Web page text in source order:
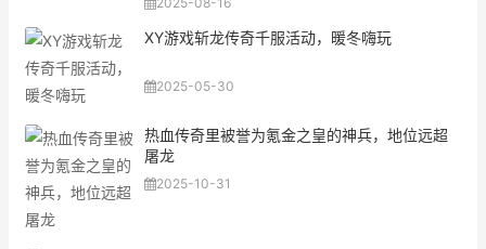
XY游戏斩龙传奇千服活动，暖冬嗨玩
2025-05-30
热血传奇里被誉为氪金之皇的神兵，地位远超
屠龙
2025-10-31